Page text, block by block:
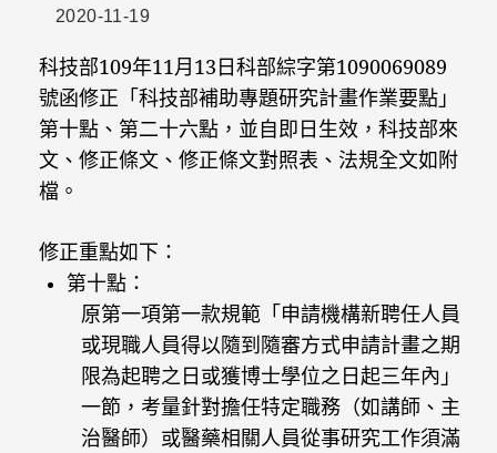
2020-11-19
科技部109年11月13日科部綜字第1090069089
號函修正「科技部補助專題研究計畫作業要點」
第十點、第二十六點，並自即日生效，科技部來
文、修正條文、修正條文對照表、法規全文如附
檔。
修正重點如下：
第十點：
原第一項第一款規範「申請機構新聘任人員
或現職人員得以隨到隨審方式申請計畫之期
限為起聘之日或獲博士學位之日起三年內」
一節，考量針對擔任特定職務（如講師、主
治醫師）或醫藥相關人員從事研究工作須滿